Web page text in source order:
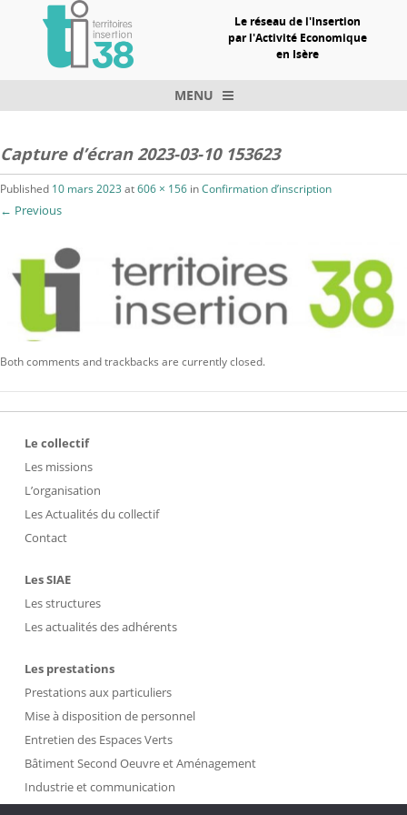
Le réseau de l'Insertion
par l'Activité Economique
en Isère
MENU
Capture d’écran 2023-03-10 153623
Published 10 mars 2023 at606 × 156 inConfirmation d’inscription
← Previous
Both comments and trackbacks are currently closed.
Le collectif
Les missions
L’organisation
Les Actualités du collectif
Contact
Les SIAE
Les structures
Les actualités des adhérents
Les prestations
Prestations aux particuliers
Mise à disposition de personnel
Entretien des Espaces Verts
Bâtiment Second Oeuvre et Aménagement
Industrie et communication